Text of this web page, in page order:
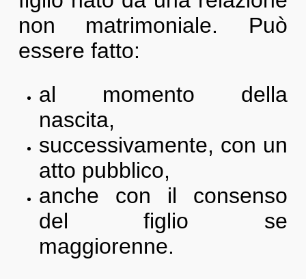
non matrimoniale. Può
essere fatto:
al momento della
nascita,
successivamente, con un
atto pubblico,
anche con il consenso
del figlio se
maggiorenne.